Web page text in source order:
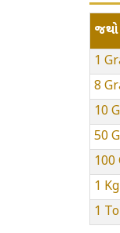
જથ્થો
1
8
10
50
100
1 Kg
1